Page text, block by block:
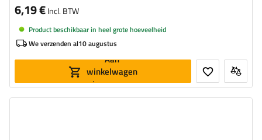
6,19 €Incl. BTW
Product beschikbaar in heel grote hoeveelheid
We verzenden al10 augustus
Aan
winkelwagen
toevoegen